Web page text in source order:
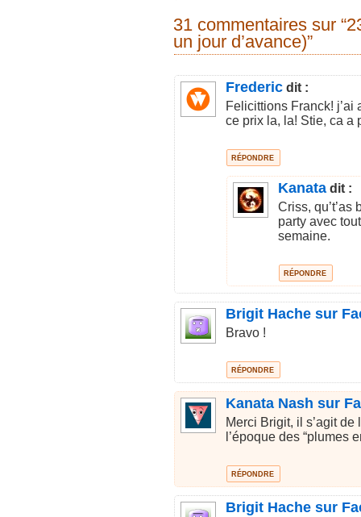
31 commentaires sur
un jour d’avance)”
Frederic dit :
Felicittions Franck! j’ai
ce prix la, la! Stie, ca a
RÉPONDRE
Kanata dit :
Criss, qu’t’as
party avec
semaine.
RÉPONDRE
Brigit Hache sur
Bravo !
RÉPONDRE
Kanata Nash sur
Merci Brigit, il s’agit
l’époque des “plumes
RÉPONDRE
Brigit Hache sur